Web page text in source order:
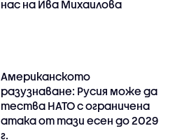
нас на Ива Михаилова
Американското
разузнаване: Русия може да
тества НАТО с ограничена
атака от тази есен до 2029
г.